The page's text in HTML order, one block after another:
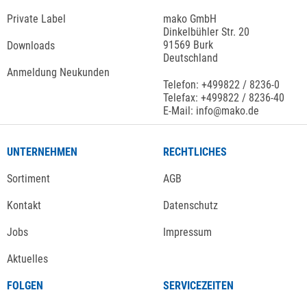
Private Label
Downloads
Anmeldung Neukunden
mako GmbH
Dinkelbühler Str. 20
91569 Burk
Deutschland
Telefon: +499822 / 8236-0
Telefax: +499822 / 8236-40
E-Mail: info@mako.de
UNTERNEHMEN
Sortiment
Kontakt
Jobs
Aktuelles
RECHTLICHES
AGB
Datenschutz
Impressum
FOLGEN SERVICEZEITEN